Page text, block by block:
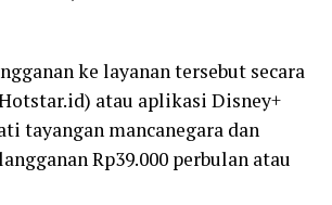
ke layanan tersebut secara
atau aplikasi Disney+
tayangan mancanegara dan
Rp39.000 perbulan atau